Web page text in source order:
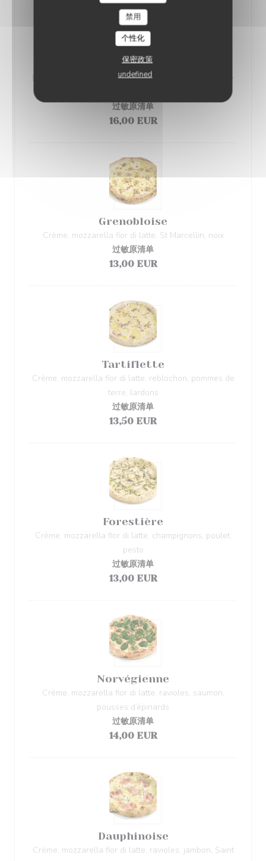
禁用
个性化
保密政策
undefined
Pizza du mois
Base crème, mozzarella, poulet, tomate cerise; mâche
过敏原清单
16,00 EUR
Grenobloise
Crème, mozzarella fior di latte, St Marcellin, noix
过敏原清单
13,00 EUR
Tartiflette
Crème, mozzarella fior di latte, reblochon, pommes de
terre, lardons
过敏原清单
13,50 EUR
Forestière
Crème, mozzarella fior di latte, champignons, poulet,
pesto
过敏原清单
13,00 EUR
Norvégienne
Crème, mozzarella fior di latte, ravioles, saumon,
pousses d’épinards
过敏原清单
14,00 EUR
Dauphinoise
Crème, mozzarella fior di latte, ravioles, jambon, Saint